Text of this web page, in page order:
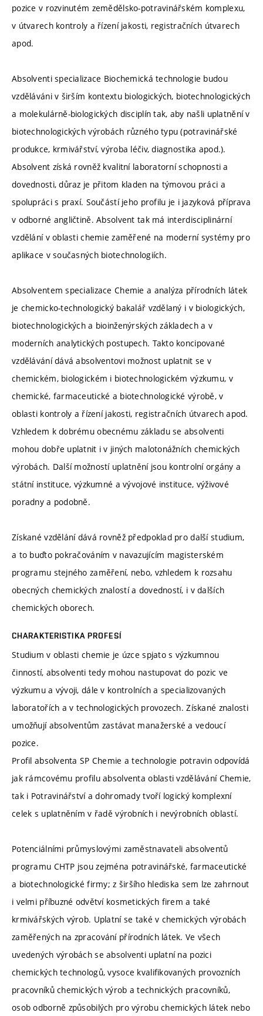
pozice v rozvinutém zemědělsko-potravinářském komplexu,
v útvarech kontroly a řízení jakosti, registračních útvarech
apod.
Absolventi specializace Biochemická technologie budou
vzděláváni v širším kontextu biologických, biotechnologických
a molekulárně-biologických disciplín tak, aby našli uplatnění v
biotechnologických výrobách různého typu (potravinářské
produkce, krmivářství, výroba léčiv, diagnostika apod.).
Absolvent získá rovněž kvalitní laboratorní schopnosti a
dovednosti, důraz je přitom kladen na týmovou práci a
spolupráci s praxí. Součástí jeho profilu je i jazyková příprava
v odborné angličtině. Absolvent tak má interdisciplinární
vzdělání v oblasti chemie zaměřené na moderní systémy pro
aplikace v současných biotechnologiích.
Absolventem specializace Chemie a analýza přírodních látek
je chemicko-technologický bakalář vzdělaný i v biologických,
biotechnologických a bioinženýrských základech a v
moderních analytických postupech. Takto koncipované
vzdělávání dává absolventovi možnost uplatnit se v
chemickém, biologickém i biotechnologickém výzkumu, v
chemické, farmaceutické a biotechnologické výrobě, v
oblasti kontroly a řízení jakosti, registračních útvarech apod.
Vzhledem k dobrému obecnému základu se absolventi
mohou dobře uplatnit i v jiných malotonážních chemických
výrobách. Další možností uplatnění jsou kontrolní orgány a
státní instituce, výzkumné a vývojové instituce, výživové
poradny a podobně.
Získané vzdělání dává rovněž předpoklad pro další studium,
a to buďto pokračováním v navazujícím magisterském
programu stejného zaměření, nebo, vzhledem k rozsahu
obecných chemických znalostí a dovedností, i v dalších
chemických oborech.
CHARAKTERISTIKA PROFESÍ
Studium v oblasti chemie je úzce spjato s výzkumnou
činností, absolventi tedy mohou nastupovat do pozic ve
výzkumu a vývoji, dále v kontrolních a specializovaných
laboratořích a v technologických provozech. Získané znalosti
umožňují absolventům zastávat manažerské a vedoucí
pozice.
Profil absolventa SP Chemie a technologie potravin odpovídá
jak rámcovému profilu absolventa oblasti vzdělávání Chemie,
tak i Potravinářství a dohromady tvoří logický komplexní
celek s uplatněním v řadě výrobních i nevýrobních oblastí.
Potenciálními průmyslovými zaměstnavateli absolventů
programu CHTP jsou zejména potravinářské, farmaceutické
a biotechnologické firmy; z širšího hlediska sem lze zahrnout
i velmi příbuzné odvětví kosmetických firem a také
krmivářských výrob. Uplatní se také v chemických výrobách
zaměřených na zpracování přírodních látek. Ve všech
uvedených výrobách se absolventi uplatní na pozici
chemických technologů, vysoce kvalifikovaných provozních
pracovníků chemických výrob a technických pracovníků,
osob odborně způsobilých pro výrobu chemických látek nebo